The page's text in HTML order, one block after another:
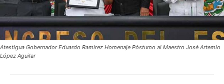
Atestigua Gobernador Eduardo Ramírez Homenaje Póstumo al Maestro José Artemio
López Aguilar